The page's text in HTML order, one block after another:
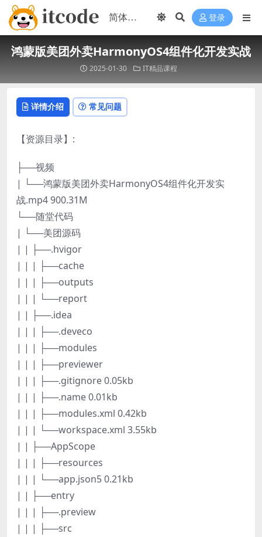
登录
鸿蒙版美团外卖HarmonyOS4组件化开发实战
2025-01-30 IT精品课程
详情介绍 常见问题
【资源目录】:
├──视频
| └──鸿蒙版美团外卖HarmonyOS4组件化开发实
战.mp4 900.31M
└──随堂代码
| └──美团源码
| | ├──.hvigor
| | | ├──cache
| | | ├──outputs
| | | └──report
| | ├──.idea
| | | ├──.deveco
| | | ├──modules
| | | ├──previewer
| | | ├──.gitignore 0.05kb
| | | ├──.name 0.01kb
| | | ├──modules.xml 0.42kb
| | | └──workspace.xml 3.55kb
| | ├──AppScope
| | | ├──resources
| | | └──app.json5 0.21kb
| | ├──entry
| | | ├──.preview
| | | ├──src